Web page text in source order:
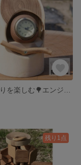
残り1点